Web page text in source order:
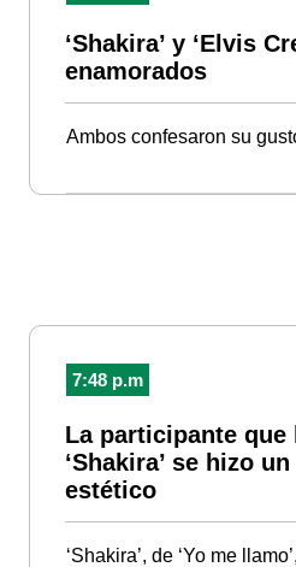
‘Shakira’ y ‘Elvis
enamorados
Ambos confesaron su
7:48 p.m
La participante que
‘Shakira’ se hizo
estético
‘Shakira’, de ‘Yo me